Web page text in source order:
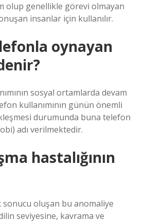
olup genellikle görevi olmayan
insanlar için kullanılır.
oynayan
sosyal ortamlarda devam
kullanımının günün önemli
durumunda buna telefon
adı verilmektedir.
hastalığının
sonucu oluşan bu anomaliye
seviyesine, kavrama ve